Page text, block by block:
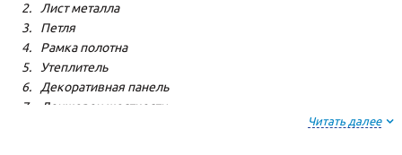
Лист металла
Петля
Рамка полотна
Утеплитель
Декоративная панель
Лонжерон жесткости
Читать далее